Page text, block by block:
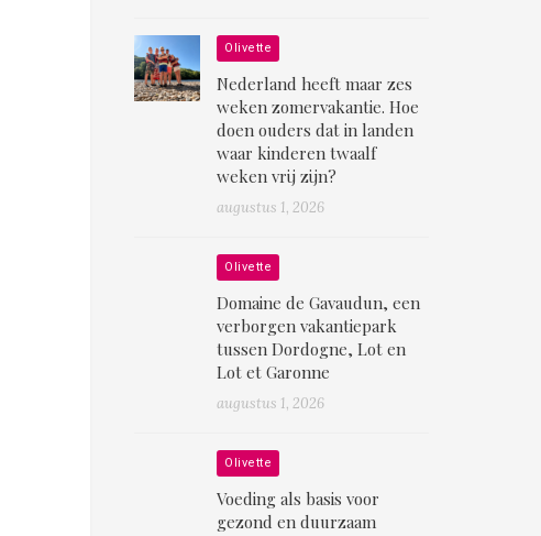
Olivette
Nederland heeft maar zes
weken zomervakantie. Hoe
doen ouders dat in landen
waar kinderen twaalf
weken vrij zijn?
augustus 1, 2026
Olivette
Domaine de Gavaudun, een
verborgen vakantiepark
tussen Dordogne, Lot en
Lot et Garonne
augustus 1, 2026
Olivette
Voeding als basis voor
gezond en duurzaam